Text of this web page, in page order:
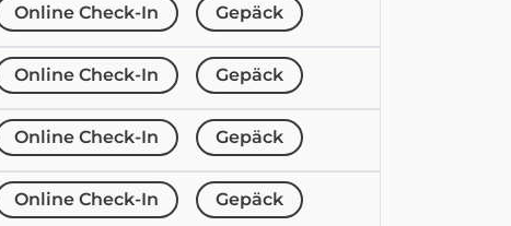
Online Check-In Gepäck
Online Check-In Gepäck
Online Check-In Gepäck
Online Check-In Gepäck